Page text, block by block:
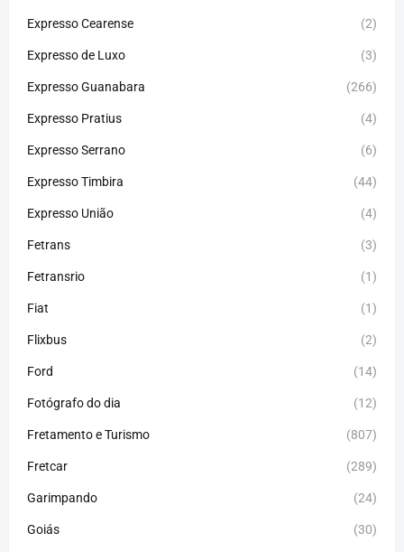
Expresso Cearense (2)
Expresso de Luxo (3)
Expresso Guanabara (266)
Expresso Pratius (4)
Expresso Serrano (6)
Expresso Timbira (44)
Expresso União (4)
Fetrans (3)
Fetransrio (1)
Fiat (1)
Flixbus (2)
Ford (14)
Fotógrafo do dia (12)
Fretamento e Turismo (807)
Fretcar (289)
Garimpando (24)
Goiás (30)